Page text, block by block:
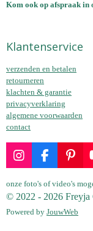
Kom ook op afspraak in
Klantenservice
verzenden en betalen
retourneren
klachten & garantie
privacyverklaring
algemene voorwaarden
contact
I
s
t
F
c
e
b
o
P
n
t
e
r
onze foto's of video's
© 2022 - 2026 Freyja
Powered by JouwWeb